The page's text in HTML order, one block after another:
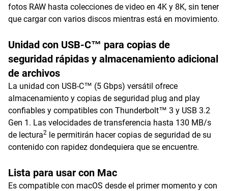
fotos RAW hasta colecciones de video en 4K y 8K, sin tener
que cargar con varios discos mientras está en movimiento.
Unidad con USB-C™ para copias de
seguridad rápidas y almacenamiento adicional
de archivos
La unidad con USB-C™ (5 Gbps) versátil ofrece
almacenamiento y copias de seguridad plug and play
confiables y compatibles con Thunderbolt™ 3 y USB 3.2
Gen 1. Las velocidades de transferencia hasta 130 MB/s
de lectura2 le permitirán hacer copias de seguridad de su
contenido con rapidez dondequiera que se encuentre.
Lista para usar con Mac
Es compatible con macOS desde el primer momento y con